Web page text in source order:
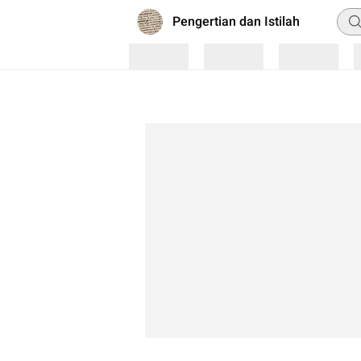
Pengertian dan Istilah